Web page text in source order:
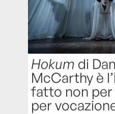
Hokum di
McCarthy è
fatto non
per